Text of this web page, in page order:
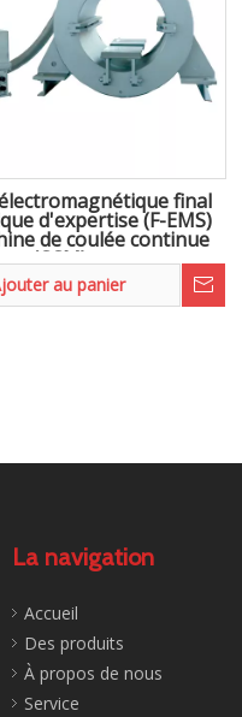
final
d'expertise (F-EMS)
de coulée continue
(CCM)
au panier
La navigation
Accueil
Des produits
À propos de nous
Service